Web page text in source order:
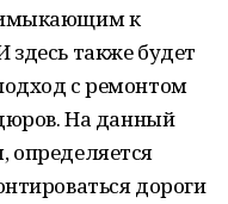
к
также будет
с ремонтом
На данный
дороги